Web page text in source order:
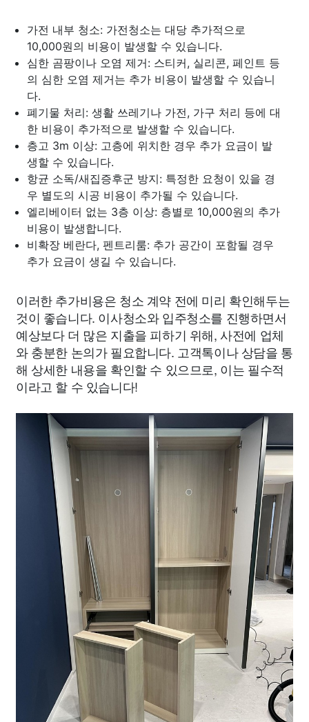
가전 내부 청소: 가전청소는 대당 추가적으로
10,000원의 비용이 발생할 수 있습니다.
심한 곰팡이나 오염 제거: 스티커, 실리콘, 페인트 등
의 심한 오염 제거는 추가 비용이 발생할 수 있습니
다.
폐기물 처리: 생활 쓰레기나 가전, 가구 처리 등에 대
한 비용이 추가적으로 발생할 수 있습니다.
층고 3m 이상: 고층에 위치한 경우 추가 요금이 발
생할 수 있습니다.
항균 소독/새집증후군 방지: 특정한 요청이 있을 경
우 별도의 시공 비용이 추가될 수 있습니다.
엘리베이터 없는 3층 이상: 층별로 10,000원의 추가
비용이 발생합니다.
비확장 베란다, 펜트리룸: 추가 공간이 포함될 경우
추가 요금이 생길 수 있습니다.
이러한 추가비용은 청소 계약 전에 미리 확인해두는
것이 좋습니다. 이사청소와 입주청소를 진행하면서
예상보다 더 많은 지출을 피하기 위해, 사전에 업체
와 충분한 논의가 필요합니다. 고객톡이나 상담을 통
해 상세한 내용을 확인할 수 있으므로, 이는 필수적
이라고 할 수 있습니다!